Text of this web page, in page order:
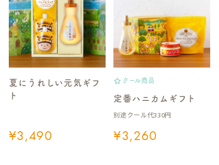
夏にうれしい元気ギフ
ト
¥3,490
クール商品
定番ハニカムギフト
別途クール代330円
¥3,260